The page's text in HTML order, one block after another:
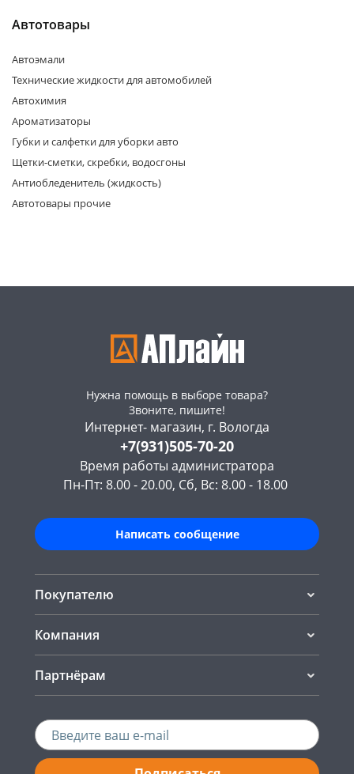
Автотовары
Автоэмали
Технические жидкости для автомобилей
Автохимия
Ароматизаторы
Губки и салфетки для уборки авто
Щетки-сметки, скребки, водосгоны
Антиобледенитель (жидкость)
Автотовары прочие
Нужна помощь в выборе товара?
Звоните, пишите!
Интернет- магазин, г. Вологда
+7(931)505-70-20
Время работы администратора
Пн-Пт: 8.00 - 20.00, Сб, Вс: 8.00 - 18.00
Написать сообщение
Покупателю
Компания
Партнёрам